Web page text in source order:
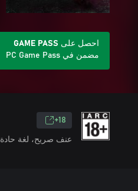
احصل على GAME PASS
مضمن في PC Game Pass
18+
عنف صريح، لغة حادة